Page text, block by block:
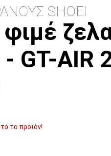
SHOEI
- GT-AIR
το προϊόν!